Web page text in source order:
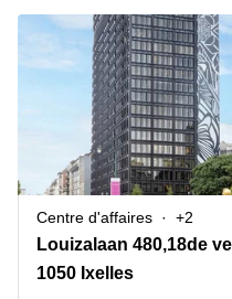
Centre
d’affaires
Coworking
réunion
Bureau
virtuel
Bruxelles
Bruxelles
Aeroport
Gand
Hasselt
Bureau à
louer
Bruxelles
Gand
Bureau
à louer
Liège
Centre
Publier un bureau
Connexion
Choisissez une langue
flamand
Centre d'affaires +2
1050 Ixelles